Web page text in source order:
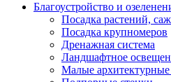
Благоустройство и
Посадка растений,
Посадка крупномеров
Дренажная система
Ландшафтное
Малые